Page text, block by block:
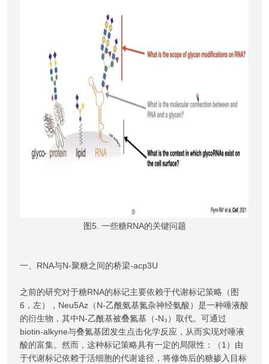
图5. 一些糖RNA的关键问题
一、RNA与N-聚糖之间的桥梁-acp3U
之前的研究对于糖RNA的标记主要依赖于代谢标记策略（图
6，左），Neu5Az（N-乙酰氨基氮杂神经氨酸）是一种唾液酸
的衍生物，其中N-乙酰基被叠氮基（-N₃）取代。可通过
biotin-alkyne与叠氮基团发生点击化学反应，从而实现对唾液
酸的富集。然而，这种标记策略具有一定的局限性：（1）由
于代谢标记依赖于活细胞的代谢途径，将修饰后的糖掺入目标